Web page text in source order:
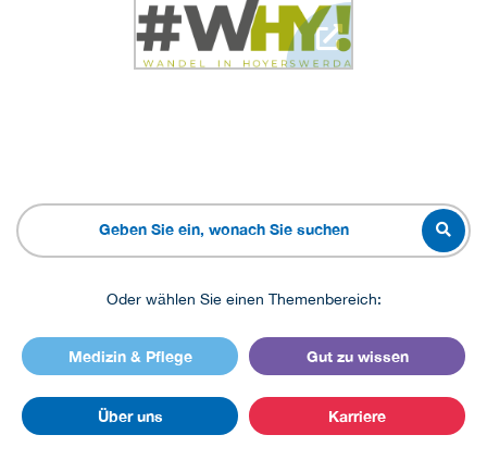
Oder wählen Sie einen Themenbereich:
Medizin & Pflege Gut zu wissen
Über uns Karriere